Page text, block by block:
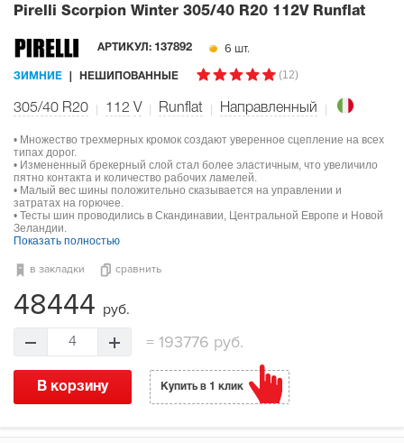
Pirelli Scorpion Winter 305/40 R20 112V Runflat
АРТИКУЛ: 137892 6 шт.
ЗИМНИЕ НЕШИПОВАННЫЕ (12)
305/40 R20 112 V Runflat Направленный
• Множество трехмерных кромок создают уверенное сцепление на всех
типах дорог.
• Измененный брекерный слой стал более эластичным, что увеличило
пятно контакта и количество рабочих ламелей.
• Малый вес шины положительно сказывается на управлении и
затратах на горючее.
• Тесты шин проводились в Скандинавии, Центральной Европе и Новой
Зеландии.
Показать полностью
в закладки сравнить
48444 руб.
4 =193776 руб.
В корзину Купить в 1 клик